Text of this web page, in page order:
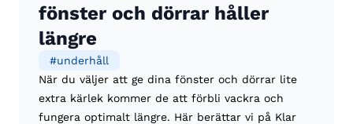
fönster och dörrar håller
längre
#underhåll
När du väljer att ge dina fönster och dörrar lite
extra kärlek kommer de att förbli vackra och
fungera optimalt längre. Här berättar vi på Klar